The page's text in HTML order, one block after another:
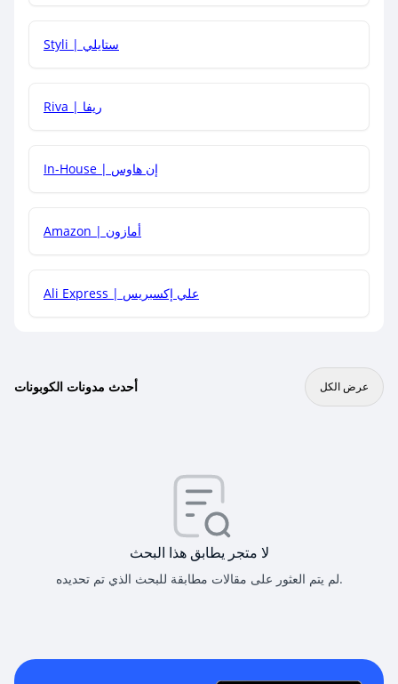
هل يمكنني جمع كود خصم مع العروض الأخرى؟
Styli | ستايلي
Riva | ريفا
In-House | إن هاوس
Amazon | أمازون
Ali Express | علي إكسبريس
أحدث مدونات الكوبونات عرض الكل
لا متجر يطابق هذا البحث
لم يتم العثور على مقالات مطابقة للبحث الذي تم تحديده.